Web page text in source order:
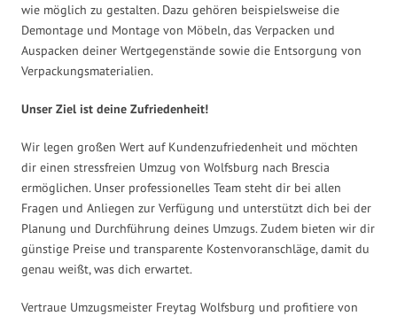
wie möglich zu gestalten. Dazu gehören beispielsweise die
Demontage und Montage von Möbeln, das Verpacken und
Auspacken deiner Wertgegenstände sowie die Entsorgung von
Verpackungsmaterialien.
Unser Ziel ist deine Zufriedenheit!
Wir legen großen Wert auf Kundenzufriedenheit und möchten
dir einen stressfreien Umzug von Wolfsburg nach Brescia
ermöglichen. Unser professionelles Team steht dir bei allen
Fragen und Anliegen zur Verfügung und unterstützt dich bei der
Planung und Durchführung deines Umzugs. Zudem bieten wir dir
günstige Preise und transparente Kostenvoranschläge, damit du
genau weißt, was dich erwartet.
Vertraue Umzugsmeister Freytag Wolfsburg und profitiere von